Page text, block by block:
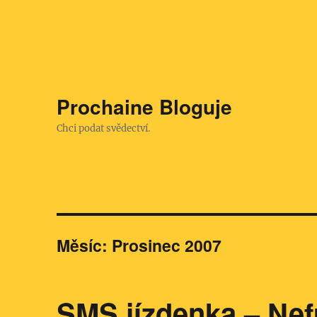
Prochaine Bloguje
Chci podat svědectví.
Měsíc: Prosinec 2007